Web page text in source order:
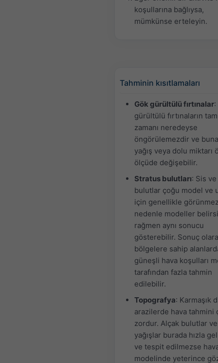
koşullarına bağlıysa,
mümkünse erteleyin.
Tahminin kısıtlamaları
Gök gürültülü fırtınalar:
gürültülü fırtınaların
zamanı neredeyse
öngörülemezdir ve
yağış veya dolu miktarı
ölçüde değişebilir.
Stratus bulutları: Sis
bulutlar çoğu model ve
için genellikle
nedenle modeller
rağmen aynı sonucu
gösterebilir. Sonuç
bölgelere sahip
güneşli hava koşulları
tarafından fazla tahmin
edilebilir.
Topografya: Karmaşık
arazilerde hava tahmini
zordur. Alçak bulutlar ve
yağışlar burada hızla
ve tespit edilmezse
modelinde yeterince